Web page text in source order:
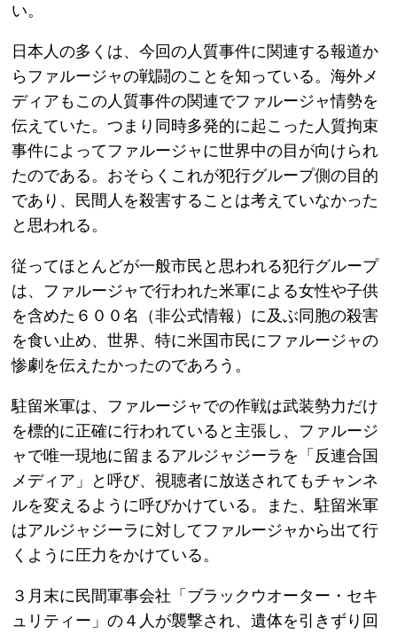
い。
日本人の多くは、今回の人質事件に関連する報道か
らファルージャの戦闘のことを知っている。海外メ
ディアもこの人質事件の関連でファルージャ情勢を
伝えていた。つまり同時多発的に起こった人質拘束
事件によってファルージャに世界中の目が向けられ
たのである。おそらくこれが犯行グループ側の目的
であり、民間人を殺害することは考えていなかった
と思われる。
従ってほとんどが一般市民と思われる犯行グループ
は、ファルージャで行われた米軍による女性や子供
を含めた６００名（非公式情報）に及ぶ同胞の殺害
を食い止め、世界、特に米国市民にファルージャの
惨劇を伝えたかったのであろう。
駐留米軍は、ファルージャでの作戦は武装勢力だけ
を標的に正確に行われていると主張し、ファルージ
ャで唯一現地に留まるアルジャジーラを「反連合国
メディア」と呼び、視聴者に放送されてもチャンネ
ルを変えるように呼びかけている。また、駐留米軍
はアルジャジーラに対してファルージャから出て行
くように圧力をかけている。
３月末に民間軍事会社「ブラックウオーター・セキ
ュリティー」の４人が襲撃され、遺体を引きずり回